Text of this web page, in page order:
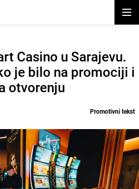
Casino u Sarajevu.
je bilo na promociji i
otvorenju
Promotivni tekst